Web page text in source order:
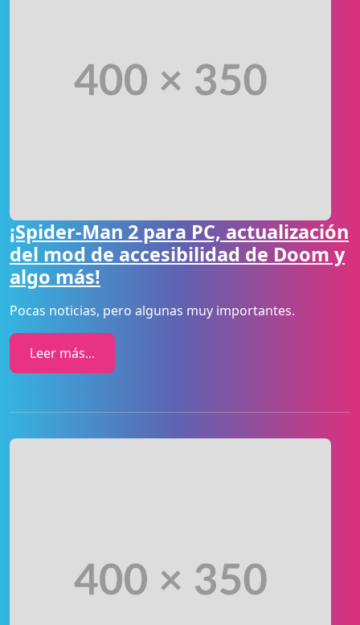
¡Spider-Man 2 para PC, actualización
del mod de accesibilidad de Doom y
algo más!
Pocas noticias, pero algunas muy importantes.
Leer más...